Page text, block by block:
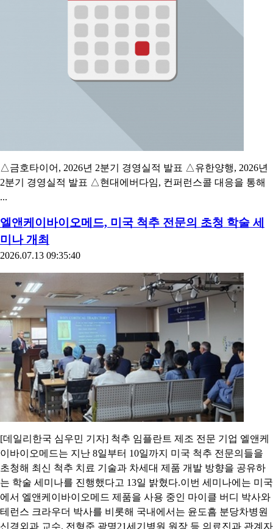
△금호타이어, 2026년 2분기 경영실적 발표 △유한양행, 2026년
2분기 경영실적 발표 △현대에버다임, 컨퍼런스콜 대응을 통해
...
엘앤케이바이오메드, 미국 척추 전문의 초청 학술 세
미나 개최
2026.07.13 09:35:40
[데일리한국 심우민 기자] 척추 임플란트 제조 전문 기업 엘앤케
이바이오메드는 지난 8일부터 10일까지 미국 척추 전문의들을
초청해 최신 척추 치료 기술과 차세대 제품 개발 방향을 공유하
는 학술 세미나를 진행했다고 13일 밝혔다.이번 세미나에는 미국
에서 엘앤케이바이오메드 제품을 사용 중인 마이클 버디 박사와
테런스 크라우더 박사를 비롯해 국내에서는 윤도흠 분당차병원
신경외과 교수, 전형준 광명21세기병원 원장 등 의료진과 관계자